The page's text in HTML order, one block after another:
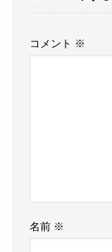
コメント ※
名前 ※